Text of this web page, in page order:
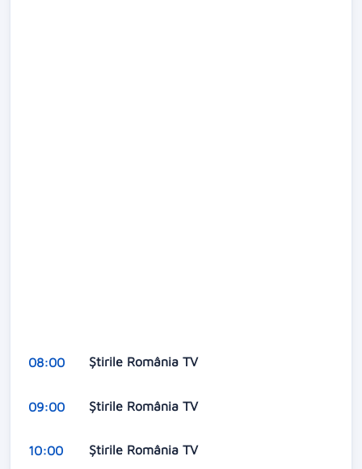
08:00 Ştirile România TV
09:00 Ştirile România TV
10:00 Ştirile România TV